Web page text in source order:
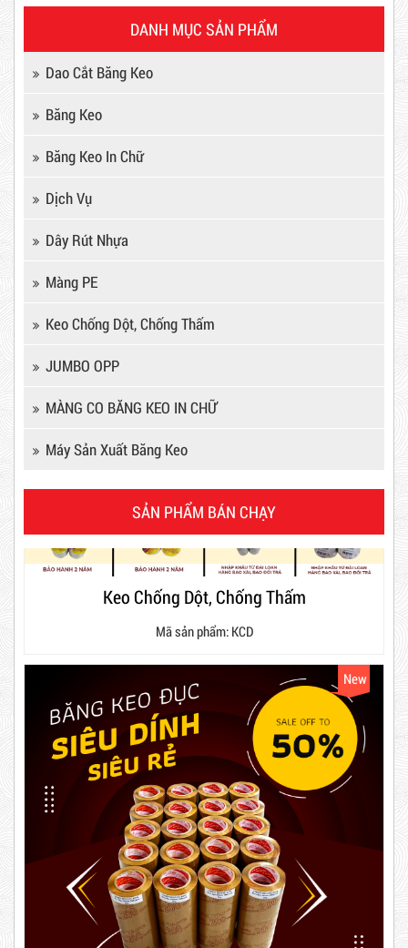
DANH MỤC SẢN PHẨM
Dao Cắt Băng Keo
Băng Keo
Băng Keo In Chữ
Dịch Vụ
Dây Rút Nhựa
Màng PE
Keo Chống Dột, Chống Thấm
JUMBO OPP
MÀNG CO BĂNG KEO IN CHỮ
Máy Sản Xuất Băng Keo
SẢN PHẨM BÁN CHẠY
Máy Sản Xuất Băng Keo
Keo Chống Dột, Chống Thấm
Mã sản phẩm: KCD
4*150
12,000 VNĐ
Combo 60 cây băng keo trong
200Y 1.8kg
63,000 VNĐ 65,000 VNĐ
Dây rút nhựa trắng và đen 10cm,
3*100
5,000 VNĐ 5,200 VNĐ
Máy rút màng co